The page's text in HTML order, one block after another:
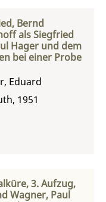
Bernd
als Siegfried
Hager und dem
bei einer Probe
Eduard
1951
3. Aufzug,
Wagner, Paul